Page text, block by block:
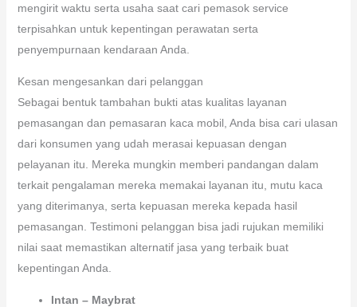
mengirit waktu serta usaha saat cari pemasok service
terpisahkan untuk kepentingan perawatan serta
penyempurnaan kendaraan Anda.
Kesan mengesankan dari pelanggan
Sebagai bentuk tambahan bukti atas kualitas layanan
pemasangan dan pemasaran kaca mobil, Anda bisa cari ulasan
dari konsumen yang udah merasai kepuasan dengan
pelayanan itu. Mereka mungkin memberi pandangan dalam
terkait pengalaman mereka memakai layanan itu, mutu kaca
yang diterimanya, serta kepuasan mereka kepada hasil
pemasangan. Testimoni pelanggan bisa jadi rujukan memiliki
nilai saat memastikan alternatif jasa yang terbaik buat
kepentingan Anda.
Intan – Maybrat